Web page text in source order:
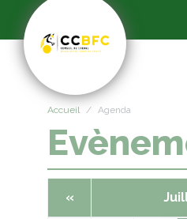
Accueil Agenda
«
Panneau de gestion des cookies